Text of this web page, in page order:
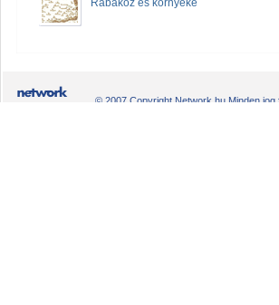
Rábaköz és környéke
© 2007 Copyright Network.hu Minden jog